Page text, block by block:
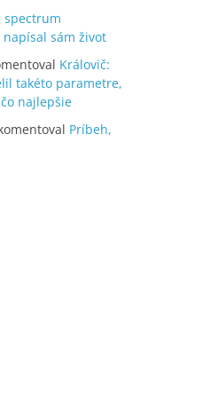
spectrum
sám život
Královič:
takéto parametre,
najlepšie
Príbeh,